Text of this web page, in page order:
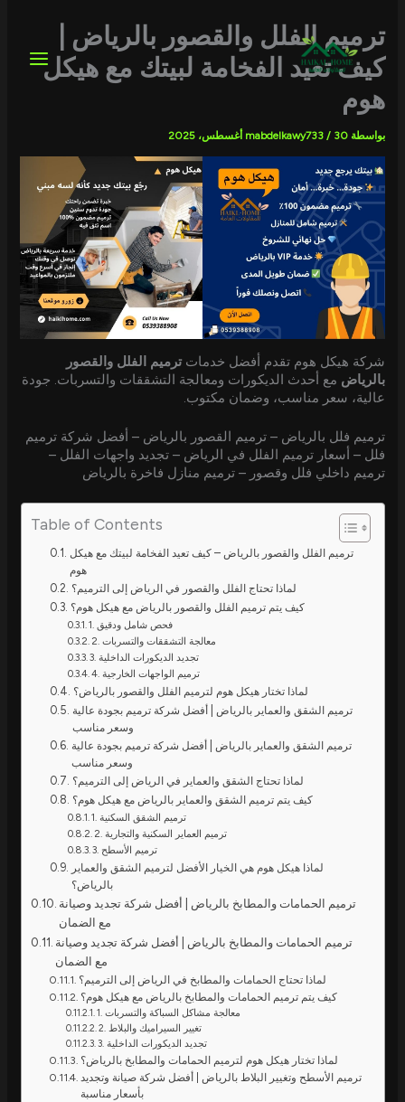
المحتوى
ترميم الفلل والقصور بالرياض |
كيف تعيد الفخامة لبيتك مع هيكل
هوم
بواسطة mabdelkawy733 / 30 أغسطس، 2025
شركة هيكل هوم تقدم أفضل خدماتترميم الفلل والقصور
بالرياض مع أحدث الديكورات ومعالجة التشققات والتسربات. جودة
عالية، سعر مناسب، وضمان مكتوب.
ترميم فلل بالرياض – ترميم القصور بالرياض – أفضل شركة ترميم
فلل – أسعار ترميم الفلل في الرياض – تجديد واجهات الفلل –
ترميم داخلي فلل وقصور – ترميم منازل فاخرة بالرياض
Table of Contents
ترميم الفلل والقصور بالرياض – كيف تعيد الفخامة لبيتك مع هيكل
هوم
لماذا تحتاج الفلل والقصور في الرياض إلى الترميم؟
كيف يتم ترميم الفلل والقصور بالرياض مع هيكل هوم؟
1. فحص شامل ودقيق
2. معالجة التشققات والتسربات
3. تجديد الديكورات الداخلية
4. ترميم الواجهات الخارجية
لماذا تختار هيكل هوم لترميم الفلل والقصور بالرياض؟
ترميم الشقق والعماير بالرياض | أفضل شركة ترميم بجودة عالية
وسعر مناسب
ترميم الشقق والعماير بالرياض | أفضل شركة ترميم بجودة عالية
وسعر مناسب
لماذا تحتاج الشقق والعماير في الرياض إلى الترميم؟
كيف يتم ترميم الشقق والعماير بالرياض مع هيكل هوم؟
1. ترميم الشقق السكنية
2. ترميم العماير السكنية والتجارية
3. ترميم الأسطح
لماذا هيكل هوم هي الخيار الأفضل لترميم الشقق والعماير
بالرياض؟
ترميم الحمامات والمطابخ بالرياض | أفضل شركة تجديد وصيانة
مع الضمان
ترميم الحمامات والمطابخ بالرياض | أفضل شركة تجديد وصيانة
مع الضمان
لماذا تحتاج الحمامات والمطابخ في الرياض إلى الترميم؟
كيف يتم ترميم الحمامات والمطابخ بالرياض مع هيكل هوم؟
1. معالجة مشاكل السباكة والتسربات
2. تغيير السيراميك والبلاط
3. تجديد الديكورات الداخلية
لماذا تختار هيكل هوم لترميم الحمامات والمطابخ بالرياض؟
ترميم الأسطح وتغيير البلاط بالرياض | أفضل شركة صيانة وتجديد
بأسعار مناسبة